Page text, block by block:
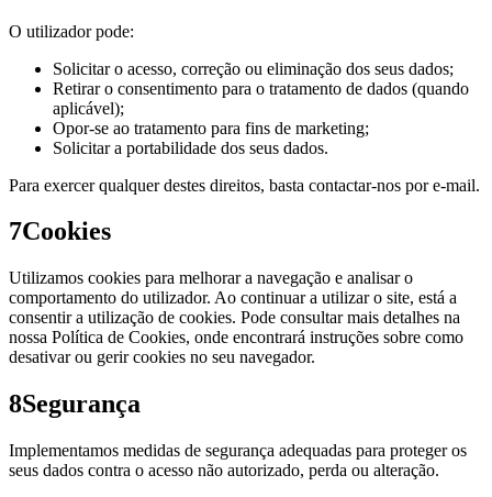
O utilizador pode:
Solicitar o acesso, correção ou eliminação dos seus dados;
Retirar o consentimento para o tratamento de dados (quando
aplicável);
Opor-se ao tratamento para fins de marketing;
Solicitar a portabilidade dos seus dados.
Para exercer qualquer destes direitos, basta contactar-nos por e-mail.
7Cookies
Utilizamos cookies para melhorar a navegação e analisar o
comportamento do utilizador. Ao continuar a utilizar o site, está a
consentir a utilização de cookies. Pode consultar mais detalhes na
nossa Política de Cookies, onde encontrará instruções sobre como
desativar ou gerir cookies no seu navegador.
8Segurança
Implementamos medidas de segurança adequadas para proteger os
seus dados contra o acesso não autorizado, perda ou alteração.